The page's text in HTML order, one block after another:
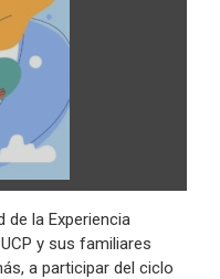
de la Experiencia
y sus familiares
a participar del ciclo